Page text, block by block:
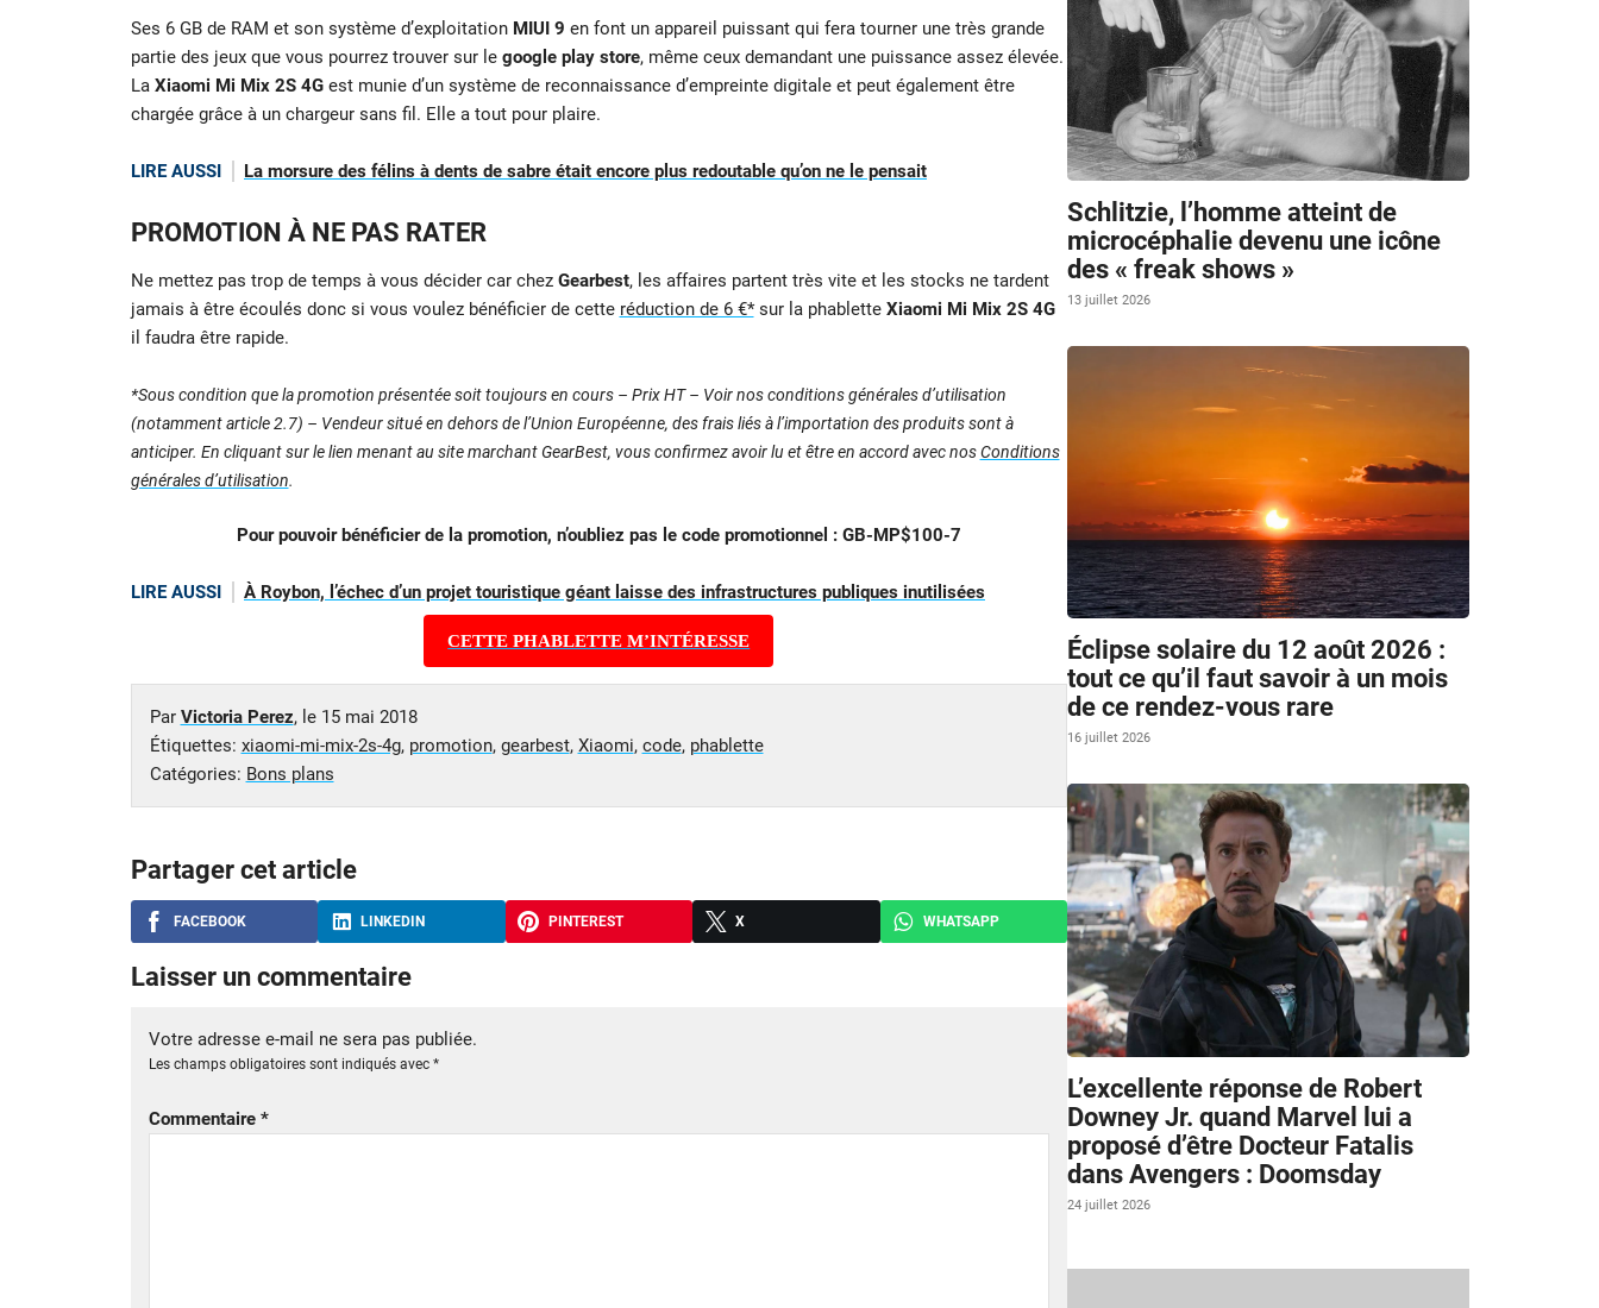
Ses 6 GB de RAM et son système d’exploitation MIUI 9 en font un appareil puissant qui fera tourner une très grande
partie des jeux que vous pourrez trouver sur le google play store, même ceux demandant une puissance assez élevée.
La Xiaomi Mi Mix 2S 4Gest munie d’un système de reconnaissance d’empreinte digitale et peut également être
chargée grâce à un chargeur sans fil. Elle a tout pour plaire.
LIRE AUSSI La morsure des félins à dents de sabre était encore plus redoutable qu’on ne le pensait
PROMOTION À NE PAS RATER
Ne mettez pas trop de temps à vous décider car chez Gearbest, les affaires partent très vite et les stocks ne tardent
jamais à être écoulés donc si vous voulez bénéficier de cette réduction de 6 €*sur la phablette Xiaomi Mi Mix 2S 4G
il faudra être rapide.
*Sous condition que la promotion présentée soit toujours en cours – Prix HT – Voir nos conditions générales d’utilisation
(notamment article 2.7) – Vendeur situé en dehors de l’Union Européenne, des frais liés à l’importation des produits sont à
anticiper. En cliquant sur le lien menant au site marchant GearBest, vous confirmez avoir lu et être en accord avec nosConditions
générales d’utilisation.
Pour pouvoir bénéficier de la promotion, n’oubliez pas le code promotionnel : GB-MP$100-7
LIRE AUSSI À Roybon, l’échec d’un projet touristique géant laisse des infrastructures publiques inutilisées
CETTE PHABLETTE M’INTÉRESSE
Par Victoria Perez, le 15 mai 2018
Étiquettes: xiaomi-mi-mix-2s-4g, promotion, gearbest, Xiaomi, code, phablette
Catégories: Bons plans
Partager cet article
FACEBOOK LINKEDIN PINTEREST X WHATSAPP
Laisser un commentaire
Votre adresse e-mail ne sera pas publiée.
Les champs obligatoires sont indiqués avec *
Commentaire *
Schlitzie, l’homme atteint de
microcéphalie devenu une icône
des « freak shows »
13 juillet 2026
Éclipse solaire du 12 août 2026 :
tout ce qu’il faut savoir à un mois
de ce rendez-vous rare
16 juillet 2026
L’excellente réponse de Robert
Downey Jr. quand Marvel lui a
proposé d’être Docteur Fatalis
dans Avengers : Doomsday
24 juillet 2026